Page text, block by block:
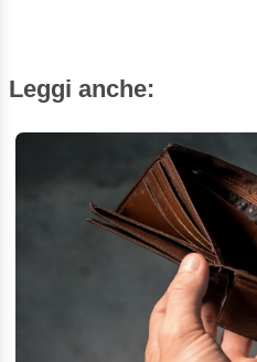
Leggi anche: